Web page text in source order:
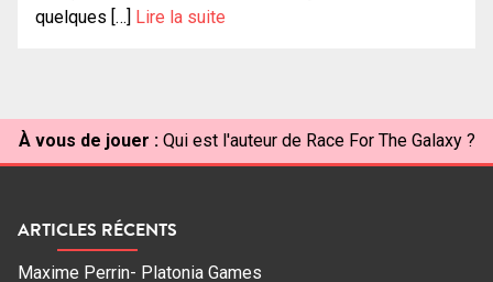
quelques […] Lire la suite
À vous de jouer : Qui est l'auteur de Race For The Galaxy ?
ARTICLES RÉCENTS
Maxime Perrin- Platonia Games